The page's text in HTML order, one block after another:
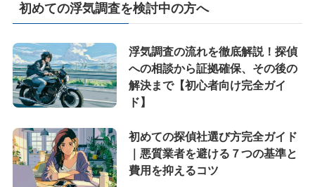
初めての浮気調査を検討中の方へ
浮気調査の流れを徹底解説！探偵
への相談から証拠確保、その後の
解決まで【初心者向け完全ガイ
ド】
初めての探偵社選び方完全ガイド
｜悪質業者を避ける７つの基準と
費用を抑えるコツ